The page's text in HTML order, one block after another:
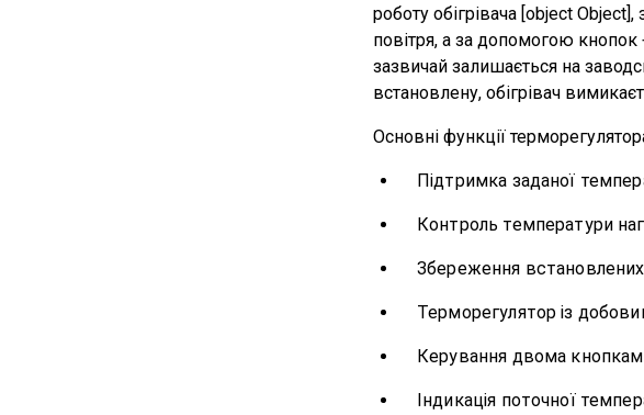
роботу обігрівача [object Object],
повітря, а за допомогою
зазвичай залишається на
встановлену, обігрівач
Основні функції
Підтримка заданої
Контроль температури
Збереження
Терморегулятор із
Керування двома
Індикація поточної